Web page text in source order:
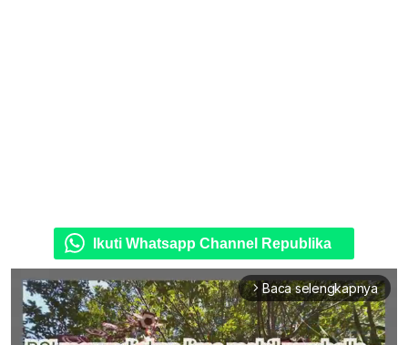
Ikuti Whatsapp Channel Republika
arrow_forward_ios Baca selengkapnya